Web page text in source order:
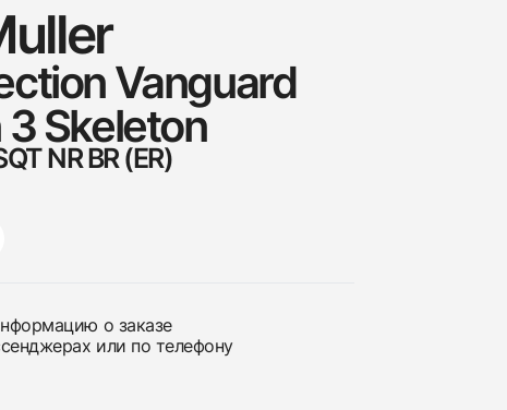
Vanguard
Skeleton
NR BR (ER)
о заказе
или по телефону